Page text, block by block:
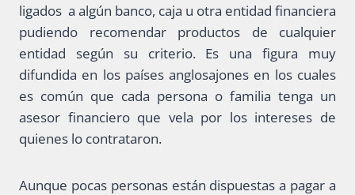
ligados a algún banco, caja u otra entidad financiera
pudiendo recomendar productos de cualquier
entidad según su criterio. Es una figura muy
difundida en los países anglosajones en los cuales
es común que cada persona o familia tenga un
asesor financiero que vela por los intereses de
quienes lo contrataron.
Aunque pocas personas están dispuestas a pagar a